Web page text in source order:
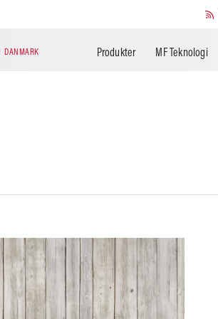
DANMARK Produkter MF Teknologi